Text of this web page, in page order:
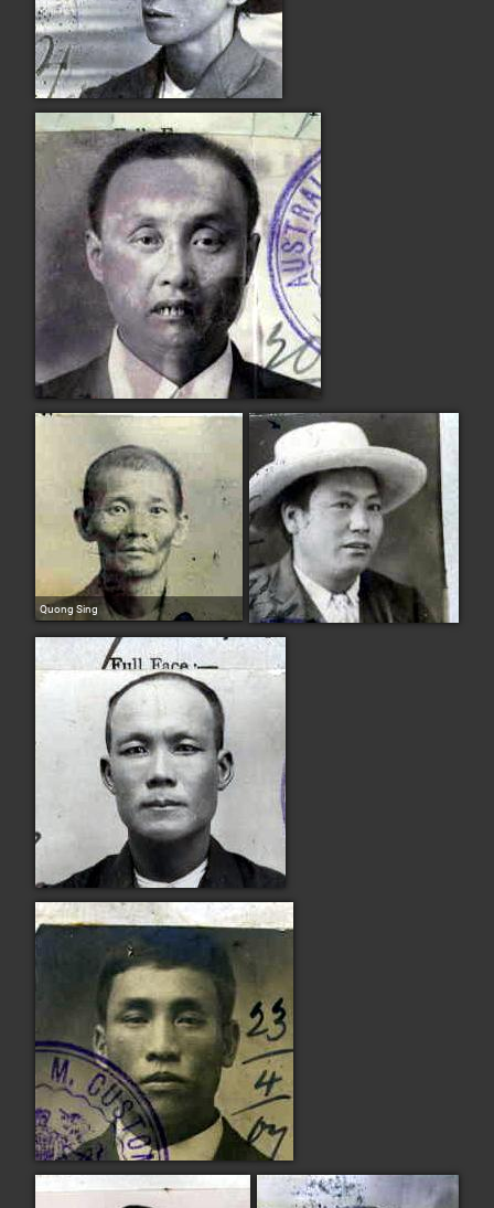
Quong Sing